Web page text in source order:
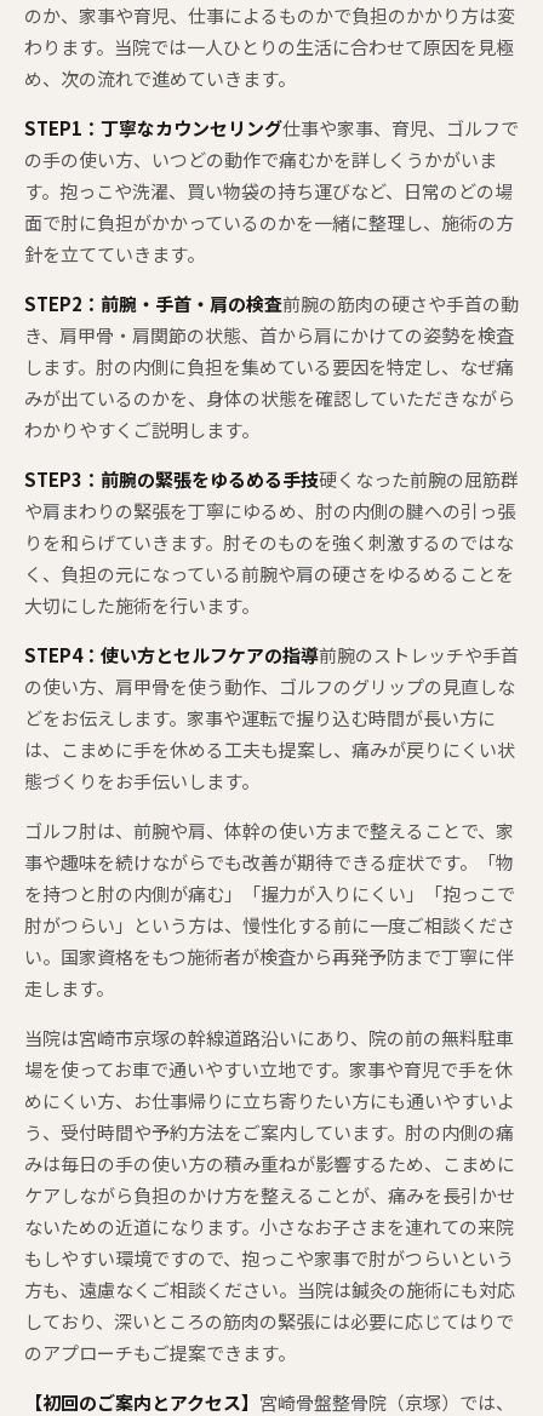
のか、家事や育児、仕事によるものかで負担のかかり方は変
わります。当院では一人ひとりの生活に合わせて原因を見極
め、次の流れで進めていきます。
STEP1：丁寧なカウンセリング仕事や家事、育児、ゴルフで
の手の使い方、いつどの動作で痛むかを詳しくうかがいま
す。抱っこや洗濯、買い物袋の持ち運びなど、日常のどの場
面で肘に負担がかかっているのかを一緒に整理し、施術の方
針を立てていきます。
STEP2：前腕・手首・肩の検査前腕の筋肉の硬さや手首の動
き、肩甲骨・肩関節の状態、首から肩にかけての姿勢を検査
します。肘の内側に負担を集めている要因を特定し、なぜ痛
みが出ているのかを、身体の状態を確認していただきながら
わかりやすくご説明します。
STEP3：前腕の緊張をゆるめる手技硬くなった前腕の屈筋群
や肩まわりの緊張を丁寧にゆるめ、肘の内側の腱への引っ張
りを和らげていきます。肘そのものを強く刺激するのではな
く、負担の元になっている前腕や肩の硬さをゆるめることを
大切にした施術を行います。
STEP4：使い方とセルフケアの指導前腕のストレッチや手首
の使い方、肩甲骨を使う動作、ゴルフのグリップの見直しな
どをお伝えします。家事や運転で握り込む時間が長い方に
は、こまめに手を休める工夫も提案し、痛みが戻りにくい状
態づくりをお手伝いします。
ゴルフ肘は、前腕や肩、体幹の使い方まで整えることで、家
事や趣味を続けながらでも改善が期待できる症状です。「物
を持つと肘の内側が痛む」「握力が入りにくい」「抱っこで
肘がつらい」という方は、慢性化する前に一度ご相談くださ
い。国家資格をもつ施術者が検査から再発予防まで丁寧に伴
走します。
当院は宮崎市京塚の幹線道路沿いにあり、院の前の無料駐車
場を使ってお車で通いやすい立地です。家事や育児で手を休
めにくい方、お仕事帰りに立ち寄りたい方にも通いやすいよ
う、受付時間や予約方法をご案内しています。肘の内側の痛
みは毎日の手の使い方の積み重ねが影響するため、こまめに
ケアしながら負担のかけ方を整えることが、痛みを長引かせ
ないための近道になります。小さなお子さまを連れての来院
もしやすい環境ですので、抱っこや家事で肘がつらいという
方も、遠慮なくご相談ください。当院は鍼灸の施術にも対応
しており、深いところの筋肉の緊張には必要に応じてはりで
のアプローチもご提案できます。
【初回のご案内とアクセス】 宮崎骨盤整骨院（京塚）では、